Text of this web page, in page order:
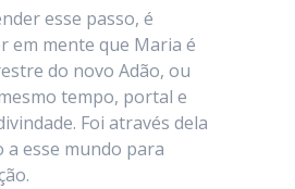
esse passo, é
em mente que Maria é
do novo Adão, ou
tempo, portal e
Foi através dela
a esse mundo para